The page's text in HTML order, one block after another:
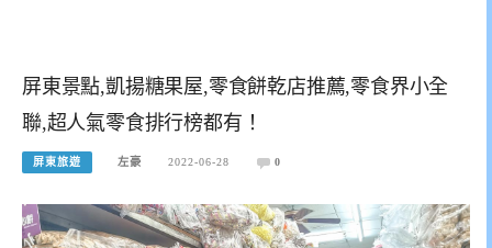
屏東景點,凱揚糖果屋,零食餅乾店推薦,零食界小全
聯,超人氣零食排行榜都有！
屏東旅遊 左豪 2022-06-28 0